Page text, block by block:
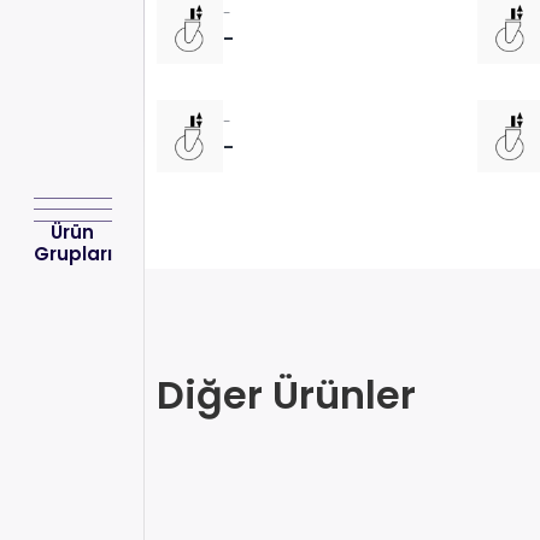
Ürün
Grupları
-
-
-
-
Diğer Ürünler